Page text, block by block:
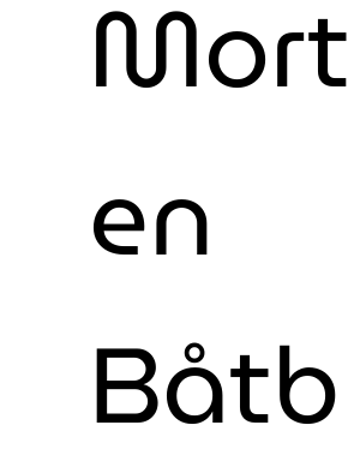
Mort
en
Båtb